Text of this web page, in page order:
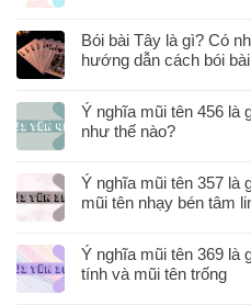
Bói bài Tây là gì? Có
hướng dẫn cách bói
Ý nghĩa mũi tên 456 là
như thế nào?
Ý nghĩa mũi tên 357 là
mũi tên nhạy bén tâm
Ý nghĩa mũi tên 369 là
tính và mũi tên trống